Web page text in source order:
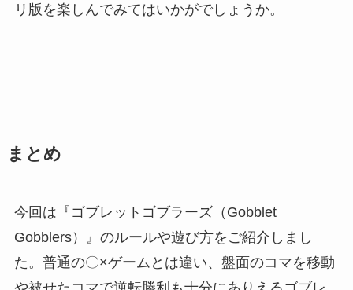
リ版を楽しんでみてはいかがでしょうか。
まとめ
今回は『ゴブレットゴブラーズ（Gobblet
Gobblers）』のルールや遊び方をご紹介しまし
た。普通の〇×ゲームとは違い、盤面のコマを移動